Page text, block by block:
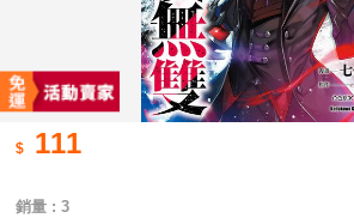
111
銷量 : 3